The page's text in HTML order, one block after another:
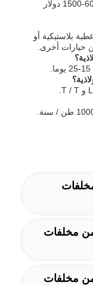
ج5: نطاق سعر أنابيب الصلب يتراوح بين 600-1500 دولار
بلاستيكية أو
خيارات أخرى.
مخلفات
مخلفات